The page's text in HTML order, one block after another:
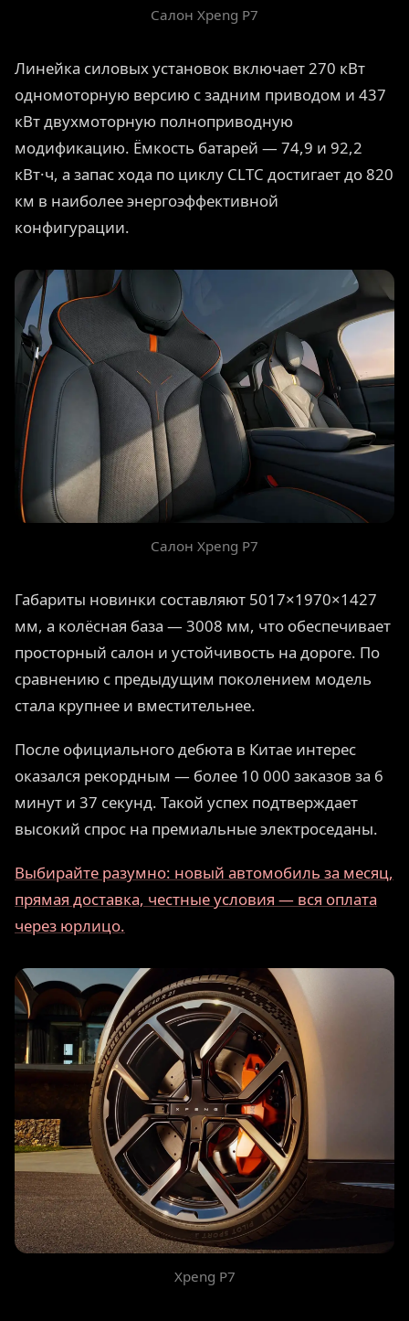
Салон Xpeng P7
Линейка силовых установок включает 270 кВт
одномоторную версию с задним приводом и 437
кВт двухмоторную полноприводную
модификацию. Ёмкость батарей — 74,9 и 92,2
кВт·ч, а запас хода по циклу CLTC достигает до 820
км в наиболее энергоэффективной
конфигурации.
Салон Xpeng P7
Габариты новинки составляют 5017×1970×1427
мм, а колёсная база — 3008 мм, что обеспечивает
просторный салон и устойчивость на дороге. По
сравнению с предыдущим поколением модель
стала крупнее и вместительнее.
После официального дебюта в Китае интерес
оказался рекордным — более 10 000 заказов за 6
минут и 37 секунд. Такой успех подтверждает
высокий спрос на премиальные электроседаны.
Выбирайте разумно: новый автомобиль за месяц,
прямая доставка, честные условия — вся оплата
через юрлицо.
Xpeng P7